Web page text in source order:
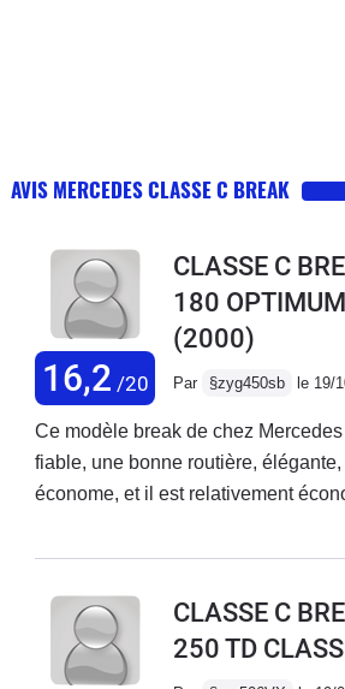
AVIS MERCEDES CLASSE C BREAK
16,2 /20
CLASSE C
180
(2000)
Par §zyg450sb le 19/
Ce modèle break de chez
fiable, une bonne routière, élégante,
économe, et il est relativement
sur grande route. Propriétaire de
CLASSE C
250 TD